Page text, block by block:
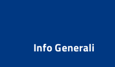
Info Generali